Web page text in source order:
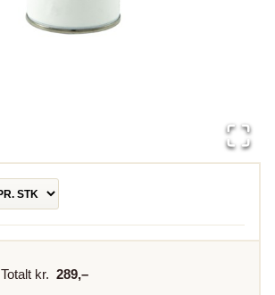
Totalt kr. 289,–